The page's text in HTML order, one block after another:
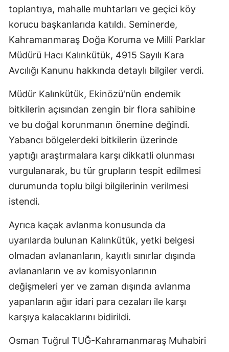
toplantıya, mahalle muhtarları ve geçici köy
korucu başkanlarıda katıldı. Seminerde,
Kahramanmaraş Doğa Koruma ve Milli Parklar
Müdürü Hacı Kalınkütük, 4915 Sayılı Kara
Avcılığı Kanunu hakkında detaylı bilgiler verdi.
Müdür Kalınkütük, Ekinözü'nün endemik
bitkilerin açısından zengin bir flora sahibine
ve bu doğal korunmanın önemine değindi.
Yabancı bölgelerdeki bitkilerin üzerinde
yaptığı araştırmalara karşı dikkatli olunması
vurgulanarak, bu tür grupların tespit edilmesi
durumunda toplu bilgi bilgilerinin verilmesi
istendi.
Ayrıca kaçak avlanma konusunda da
uyarılarda bulunan Kalınkütük, yetki belgesi
olmadan avlananların, kayıtlı sınırlar dışında
avlananların ve av komisyonlarının
değişmeleri yer ve zaman dışında avlanma
yapanların ağır idari para cezaları ile karşı
karşıya kalacaklarını bidirildi.
Osman Tuğrul TUĞ-Kahramanmaraş Muhabiri